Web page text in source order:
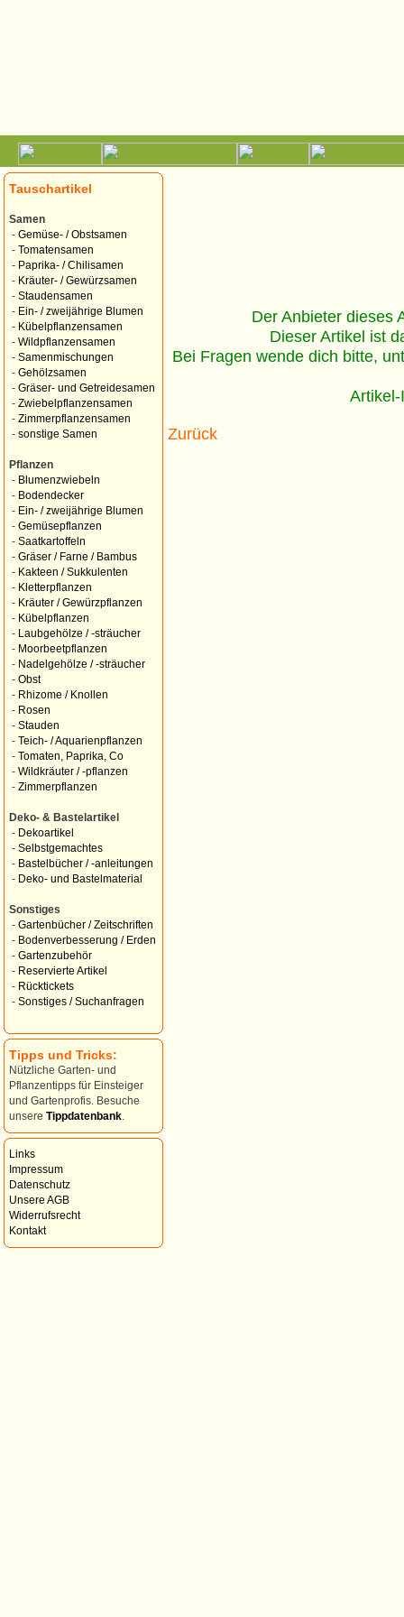
Tauschartikel
Samen
- Gemüse- / Obstsamen
- Tomatensamen
- Paprika- / Chilisamen
- Kräuter- / Gewürzsamen
- Staudensamen
- Ein- / zweijährige Blumen
- Kübelpflanzensamen
- Wildpflanzensamen
- Samenmischungen
- Gehölzsamen
- Gräser- und Getreidesamen
- Zwiebelpflanzensamen
- Zimmerpflanzensamen
- sonstige Samen
Pflanzen
- Blumenzwiebeln
- Bodendecker
- Ein- / zweijährige Blumen
- Gemüsepflanzen
- Saatkartoffeln
- Gräser / Farne / Bambus
- Kakteen / Sukkulenten
- Kletterpflanzen
- Kräuter / Gewürzpflanzen
- Kübelpflanzen
-
Laubgehölze / -sträucher
- Moorbeetpflanzen
- Nadelgehölze / -sträucher
- Obst
- Rhizome / Knollen
- Rosen
- Stauden
- Teich- / Aquarienpflanzen
- Tomaten, Paprika, Co
- Wildkräuter / -pflanzen
- Zimmerpflanzen
Deko- & Bastelartikel
- Dekoartikel
- Selbstgemachtes
- Bastelbücher / -anleitungen
- Deko- und Bastelmaterial
Sonstiges
- Gartenbücher / Zeitschriften
- Bodenverbesserung / Erden
- Gartenzubehör
- Reservierte Artikel
- Rücktickets
- Sonstiges / Suchanfragen
Tipps und Tricks:
Nützliche Garten- und
Pflanzentipps für Einsteiger
und Gartenprofis. Besuche
unsere Tippdatenbank
Links
Impressum
Datenschutz
Unsere AGB
Widerrufsrecht
Kontakt
Der Anbieter dieses
Dieser Artikel ist
Bei Fragen wende dich bitte,
Zurück